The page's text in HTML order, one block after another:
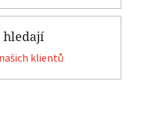
hledají
klientů